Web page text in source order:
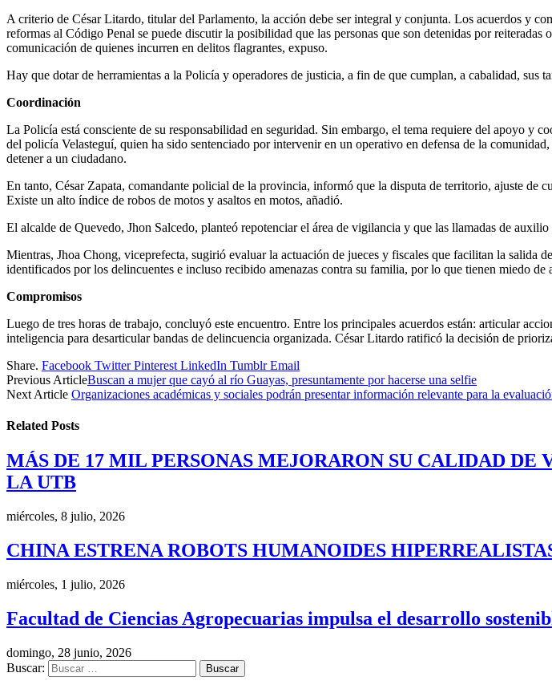
A criterio de César Litardo, titular del Parlamento, la acción debe ser integral y conjunta. Los acuerdos y
reformas al Código Penal se puede discutir la posibilidad que las personas que son detenidas por
comunicación de quienes incurren en delitos flagrantes, expuso.
Hay que dotar de herramientas a la Policía y operadores de justicia, a fin de que cumplan, a cabalidad, sus
Coordinación
La Policía está consciente de su responsabilidad en seguridad. Sin embargo, el tema requiere del apoyo y
del policía Velasteguí, quien ha sido sentenciado por intervenir en un operativo en defensa de la
detener a un ciudadano.
En tanto, César Zapata, comandante policial de la provincia, informó que la disputa de territorio, ajuste de
Existe un alto índice de robos de motos y asaltos en motos, añadió.
El alcalde de Quevedo, Jhon Salcedo, planteó repotenciar el área de vigilancia y que las llamadas de
Mientras, Jhoa Chong, viceprefecta, sugirió evaluar la actuación de jueces y fiscales que facilitan la salida
identificados por los delincuentes e incluso recibido amenazas contra su familia, por lo que tienen miedo de
Compromisos
Luego de tres horas de trabajo, concluyó este encuentro. Entre los principales acuerdos están: articular
inteligencia para desarticular bandas de delincuencia organizada. César Litardo ratificó la decisión de
Share. Facebook Twitter Pinterest LinkedIn Tumblr Email
Previous ArticleBuscan a mujer que cayó al río Guayas, presuntamente por hacerse una selfie
Next Article Organizaciones académicas y sociales podrán presentar información relevante para la
Related Posts
MÁS DE 17 MIL PERSONAS MEJORARON SU CALIDAD
LA UTB
miércoles, 8 julio, 2026
CHINA ESTRENA ROBOTS HUMANOIDES
miércoles, 1 julio, 2026
Facultad de Ciencias Agropecuarias impulsa el desarrollo
domingo, 28 junio, 2026
Buscar: